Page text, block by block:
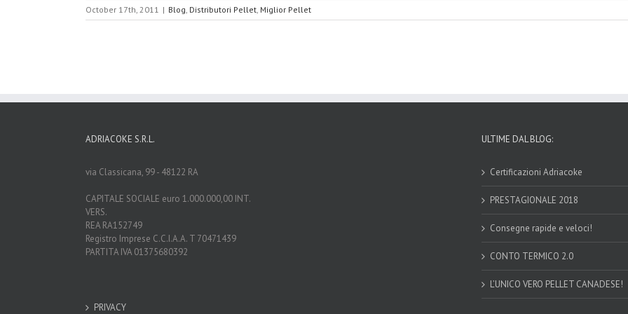
October 17th, 2011 | Blog, Distributori Pellet, Miglior Pellet
ADRIACOKE S.R.L.
via Classicana, 99 - 48122 RA
CAPITALE SOCIALE euro 1.000.000,00 INT.
VERS.
REA RA152749
Registro Imprese C.C.I.A.A. T 70471439
PARTITA IVA 01375680392
PRIVACY
ULTIME DAL BLOG:
Certificazioni Adriacoke
PRESTAGIONALE 2018
Consegne rapide e veloci!
CONTO TERMICO 2.0
L’UNICO VERO PELLET CANADESE!